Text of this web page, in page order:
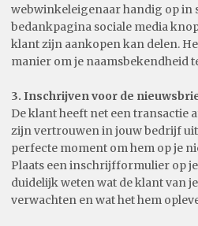
webwinkeleigenaar handig op in
bedankpagina sociale media
klant zijn aankopen kan delen.
manier om je naamsbekendheid
3. Inschrijven voor de
De klant heeft net een transactie
zijn vertrouwen in jouw bedrijf
perfecte moment om hem op je
Plaats een inschrijfformulier op
duidelijk weten wat de klant van
verwachten en wat het hem